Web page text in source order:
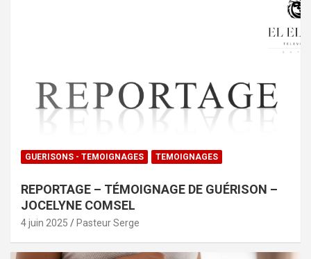
GUERISONS - TEMOIGNAGES TEMOIGNAGES
REPORTAGE – TÉMOIGNAGE DE GUÉRISON –
JOCELYNE COMSEL
4 juin 2025 Pasteur Serge